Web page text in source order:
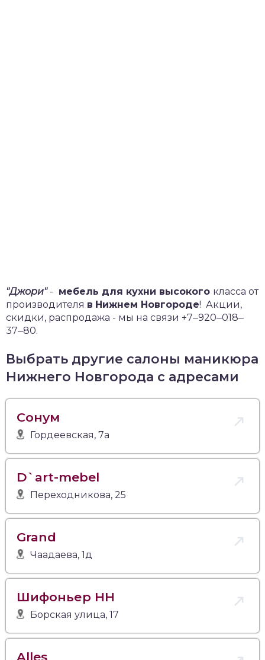
"Джори"- мебель для кухни высокого класса от
производителя в Нижнем Новгороде! Акции,
скидки, распродажа - мы на связи +7‒920‒018‒
37‒80.
Выбрать другие салоны маникюра
Нижнего Новгорода с адресами
Сонум
Гордеевская, 7а
D`art-mebel
Переходникова, 25
Grand
Чаадаева, 1д
Шифоньер НН
Борская улица, 17
Alles